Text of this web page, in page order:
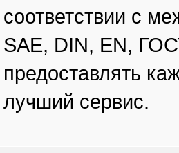
соответствии с
SAE, DIN, EN,
предоставлять
лучший сервис.